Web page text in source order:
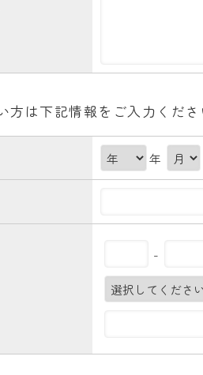
方は下記情報をご入力くださ
年
-